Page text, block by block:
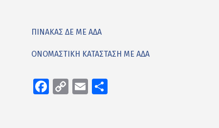
ΠΙΝΑΚΑΣ ΔΕ ΜΕ ΑΔΑ
ΟΝΟΜΑΣΤΙΚΗ ΚΑΤΑΣΤΑΣΗ ΜΕ ΑΔΑ
Facebook
CopyEmail